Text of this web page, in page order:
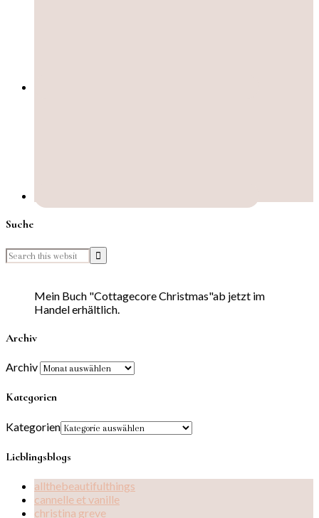
Suche
Mein Buch "Cottagecore Christmas"ab jetzt im
Handel erhältlich.
Archiv
Archiv
Kategorien
Kategorien
Lieblingsblogs
allthebeautifulthings
cannelle et vanille
christina greve